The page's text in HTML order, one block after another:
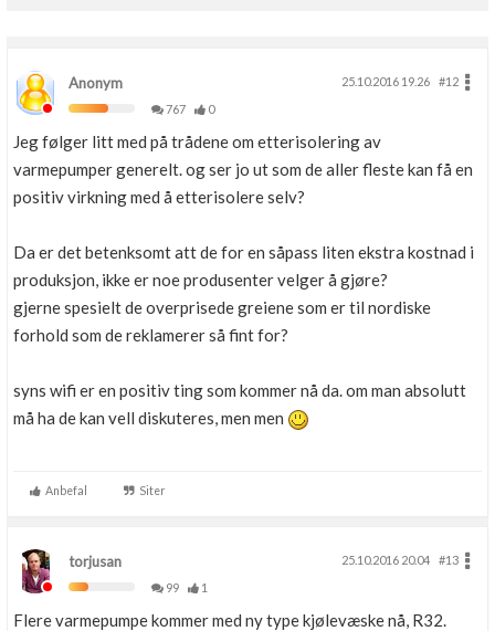
Anonym 25.10.2016 19.26
#12
767
0
Jeg følger litt med på trådene om etterisolering av
varmepumper generelt. og ser jo ut som de aller fleste kan få en
positiv virkning med å etterisolere selv?
Da er det betenksomt att de for en såpass liten ekstra kostnad i
produksjon, ikke er noe produsenter velger å gjøre?
gjerne spesielt de overprisede greiene som er til nordiske
forhold som de reklamerer så fint for?
syns wifi er en positiv ting som kommer nå da. om man absolutt
må ha de kan vell diskuteres, men men
Anbefal Siter
torjusan 25.10.2016 20.04
#13
99
1
Flere varmepumpe kommer med ny type kjølevæske nå, R32.